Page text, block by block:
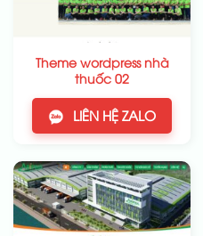
Theme wordpress nhà
thuốc 02
LIÊN HỆ ZALO